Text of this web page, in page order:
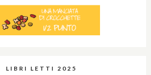
LIBRI LETTI 2025